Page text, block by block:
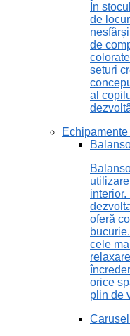
În
de
de
seturi
al
oferă
cele
orice
plin de